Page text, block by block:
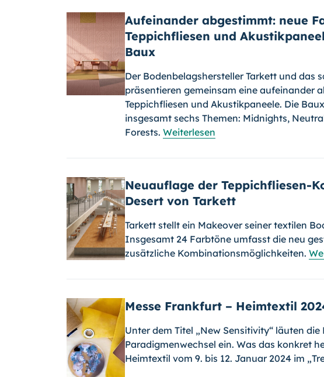
Aufeinander abgestimmt: neue
Teppichfliesen und
Baux
Der Bodenbelagshersteller Tarkett und das
präsentieren gemeinsam eine aufeinander
Teppichfliesen und Akustikpaneele. Die
insgesamt sechs Themen: Midnights,
Forests. Weiterlesen
Neuauflage der Teppichfliesen-
Desert von Tarkett
Tarkett stellt ein Makeover seiner textilen
Insgesamt 24 Farbtöne umfasst die neu
zusätzliche Kombinationsmöglichkeiten.
Messe Frankfurt – Heimtextil
Unter dem Titel „New Sensitivity“ läuten
Paradigmenwechsel ein. Was das konkret
Heimtextil vom 9. bis 12. Januar 2024 im